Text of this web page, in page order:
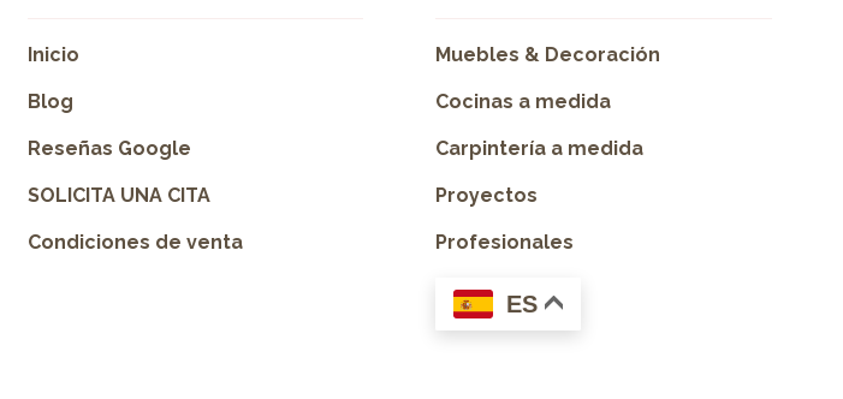
Inicio
Blog
Reseñas Google
SOLICITA UNA CITA
Condiciones de venta
Muebles & Decoración
Cocinas a medida
Carpintería a medida
Proyectos
Profesionales
ES